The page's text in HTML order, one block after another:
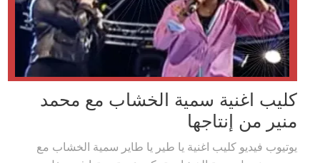
كليب اغنية سمية الخشاب مع محمد
منير من إنتاجها
يوتيوب فيديو كليب اغنية يا طير يا طاير سمية الخشاب مع